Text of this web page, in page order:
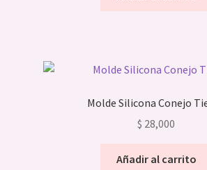
Molde Silicona Conejo
$ 28,000
Añadir al carrito